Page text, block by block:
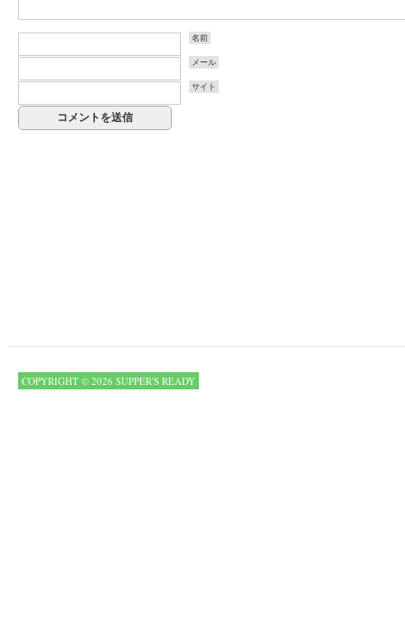
名前
メール
サイト
COPYRIGHT © 2026 SUPPER'S READY